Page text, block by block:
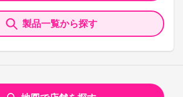
製品一覧から探す